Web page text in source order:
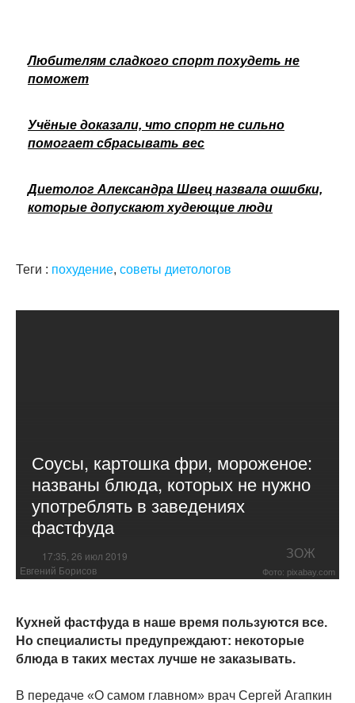
Любителям сладкого спорт похудеть не
поможет
Учёные доказали, что спорт не сильно
помогает сбрасывать вес
Диетолог Александра Швец назвала ошибки,
которые допускают худеющие люди
Теги : похудение, советы диетологов
Соусы, картошка фри, мороженое:
названы блюда, которых не нужно
употреблять в заведениях
фастфуда
17:35, 26 июл 2019 ЗОЖ
Евгений Борисов Фото: pixabay.com
Кухней фастфуда в наше время пользуются все.
Но специалисты предупреждают: некоторые
блюда в таких местах лучше не заказывать.
В передаче «О самом главном» врач Сергей Агапкин